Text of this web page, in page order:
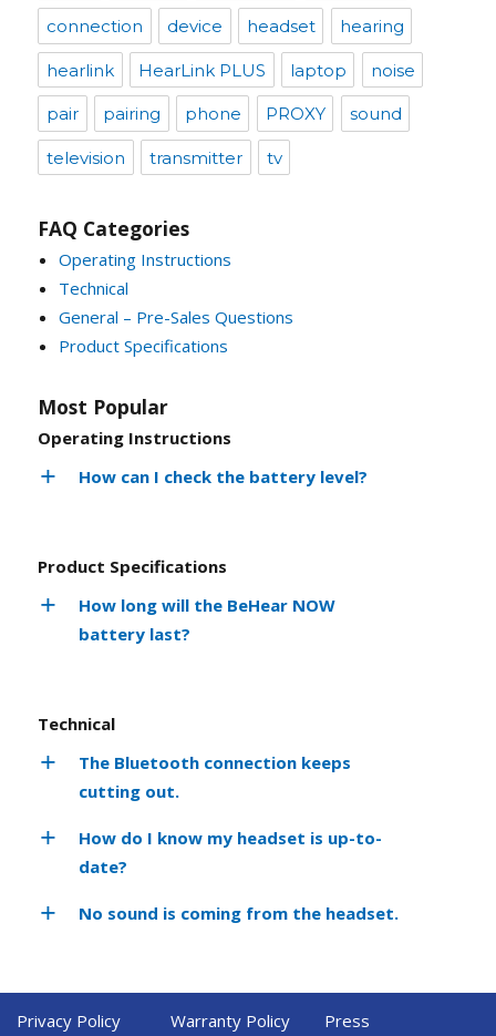
connection device headset hearing
hearlink HearLink PLUS laptop noise
pair pairing phone PROXY sound
television transmitter tv
FAQ Categories
Operating Instructions
Technical
General – Pre-Sales Questions
Product Specifications
Most Popular
Operating Instructions
How can I check the battery level?
Product Specifications
How long will the BeHear NOW
battery last?
Technical
The Bluetooth connection keeps
cutting out.
How do I know my headset is up-to-
date?
No sound is coming from the headset.
Privacy Policy Warranty Policy Press